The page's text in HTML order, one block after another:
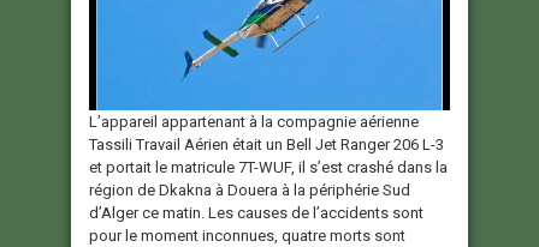
L’appareil appartenant à la compagnie aérienne
Tassili Travail Aérien était un Bell Jet Ranger 206 L-3
et portait le matricule 7T-WUF, il s’est crashé dans la
région de Dkakna à Douera à la périphérie Sud
d’Alger ce matin. Les causes de l’accidents sont
pour le moment inconnues, quatre morts sont